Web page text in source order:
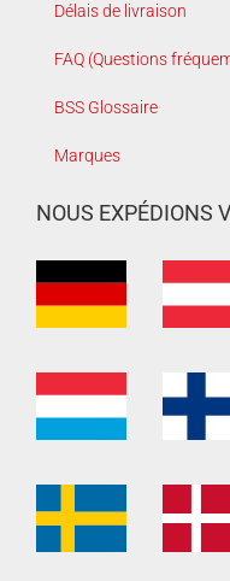
Délais de livraison
FAQ (Questions
BSS Glossaire
Marques
NOUS EXPÉDIONS